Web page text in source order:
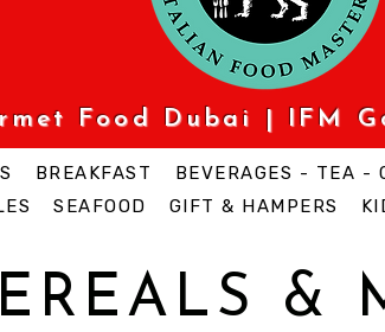
Food Dubai | IFM
BREAKFAST BEVERAGES - TEA -
SEAFOOD GIFT & HAMPERS
&